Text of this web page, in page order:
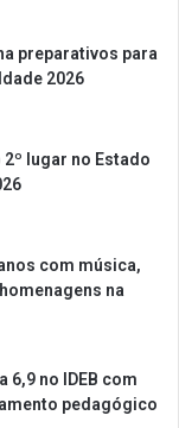
preparativos para
2026
lugar no Estado
com música,
na
no IDEB com
pedagógico